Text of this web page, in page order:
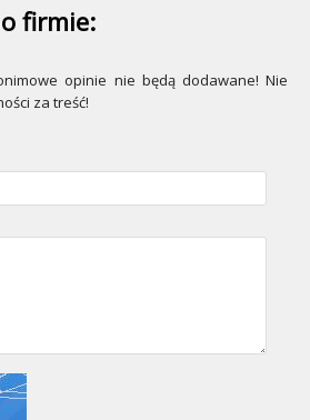
firmie:
opinie nie będą dodawane! Nie
za treść!